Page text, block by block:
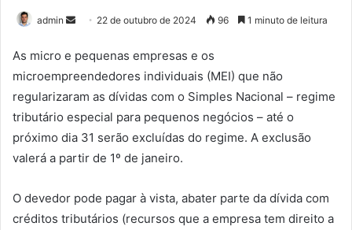
admin
n
d
e
u
m
e
a
22 de outubro de 2024 96 1 minuto de leitura
As micro e pequenas empresas e os
microempreendedores individuais (MEI) que não
regularizaram as dívidas com o Simples Nacional – regime
tributário especial para pequenos negócios – até o
próximo dia 31 serão excluídas do regime. A exclusão
valerá a partir de 1º de janeiro.
O devedor pode pagar à vista, abater parte da dívida com
créditos tributários (recursos que a empresa tem direito a